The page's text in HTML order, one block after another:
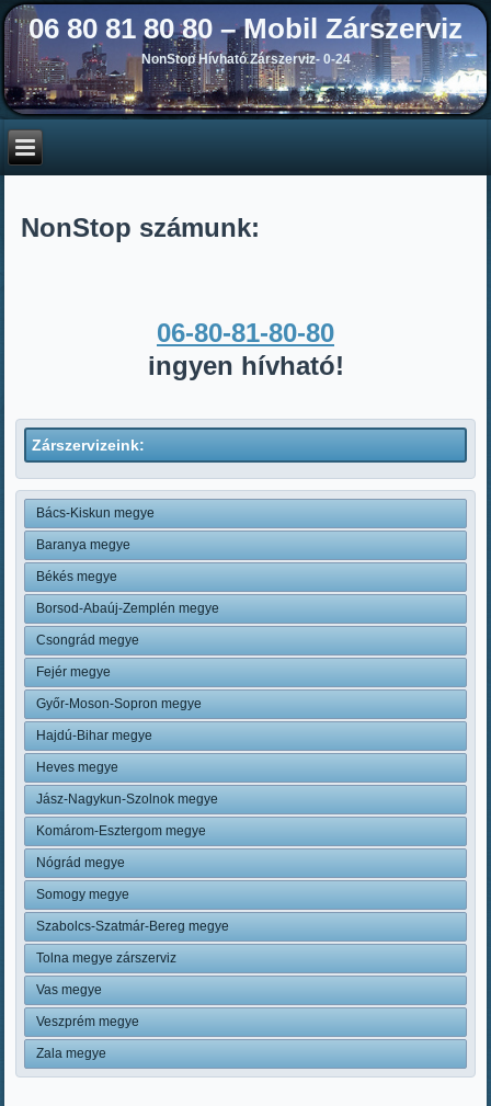
06 80 81 80 80 – Mobil Zárszerviz
NonStop Hívható Zárszerviz- 0-24
NonStop számunk:
06-80-81-80-80
ingyen hívható!
Zárszervizeink:
Bács-Kiskun megye
Baranya megye
Békés megye
Borsod-Abaúj-Zemplén megye
Csongrád megye
Fejér megye
Győr-Moson-Sopron megye
Hajdú-Bihar megye
Heves megye
Jász-Nagykun-Szolnok megye
Komárom-Esztergom megye
Nógrád megye
Somogy megye
Szabolcs-Szatmár-Bereg megye
Tolna megye zárszerviz
Vas megye
Veszprém megye
Zala megye